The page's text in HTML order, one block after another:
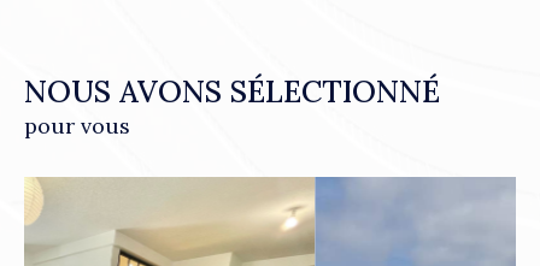
NOUS AVONS SÉLECTIONNÉ
pour vous